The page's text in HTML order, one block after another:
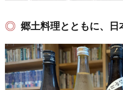
郷土料理とともに、日